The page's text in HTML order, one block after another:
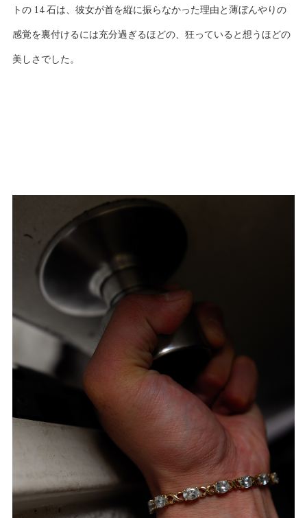
トの 14 石は、彼女が首を縦に振らなかった理由と薄ぼんやりの
感覚を裏付けるには充分過ぎるほどの、狂っていると想うほどの
美しさでした。